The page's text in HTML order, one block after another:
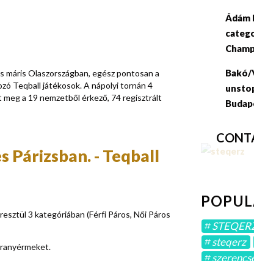
Olaszországban, egész pontosan a
Teqball játékosok. A nápolyi tornán 4
a 19 nemzetből érkező, 74 regisztrált
Párizsban. - Teqball
3 kategóriában (Férfi Páros, Női Páros
Ádám
Bakó/
steqerz